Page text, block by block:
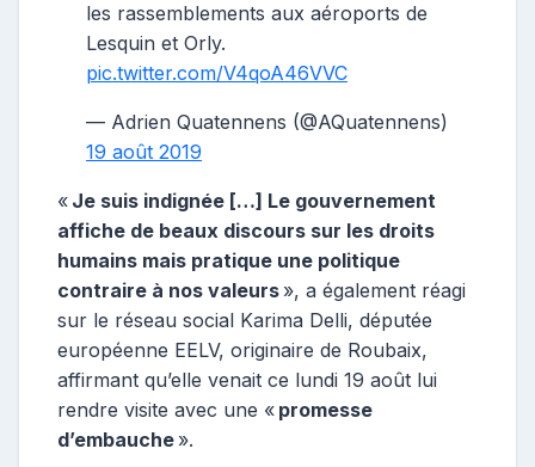
les rassemblements aux aéroports de
Lesquin et Orly.
pic.twitter.com/V4qoA46VVC
— Adrien Quatennens (@AQuatennens)
19 août 2019
« Je suis indignée […] Le gouvernement
affiche de beaux discours sur les droits
humains mais pratique une politique
contraire à nos valeurs », a également réagi
sur le réseau social Karima Delli, députée
européenne EELV, originaire de Roubaix,
affirmant qu’elle venait ce lundi 19 août lui
rendre visite avec une « promesse
d’embauche ».